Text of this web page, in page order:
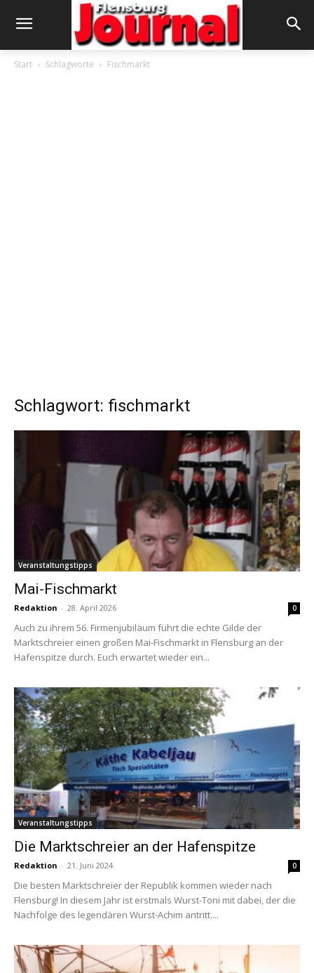
Start Schlagworte Fischmarkt
Schlagwort: fischmarkt
Veranstaltungstipps
Mai-Fischmarkt
Redaktion - 28. April 2026 0
Auch zu ihrem 56. Firmenjubiläum führt die echte Gilde der
Marktschreier einen großen Mai-Fischmarkt in Flensburg an der
Hafenspitze durch. Euch erwartet wieder ein...
Veranstaltungstipps
Die Marktschreier an der Hafenspitze
Redaktion - 21. Juni 2024 0
Die besten Marktschreier der Republik kommen wieder nach
Flensburg! In diesem Jahr ist erstmals Wurst-Toni mit dabei, der die
Nachfolge des legendären Wurst-Achim antritt....